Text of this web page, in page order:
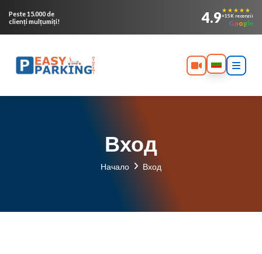
Peste 15.000 de
clienți mulțumiți!
4.9★★★★★
+15K recenzii
Google
Вход
Начало Вход